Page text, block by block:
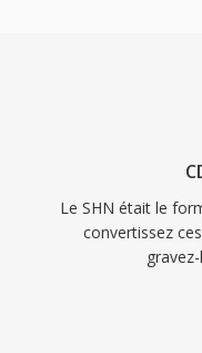
Le SHN était le
convertissez